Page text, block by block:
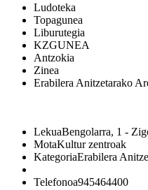
Ludoteka
Topagunea
Liburutegia
KZGUNEA
Antzokia
Zinea
Erabilera Anitzetarako
LekuaBengolarra, 1 -
MotaKultur zentroak
KategoriaErabilera
Telefonoa945464400